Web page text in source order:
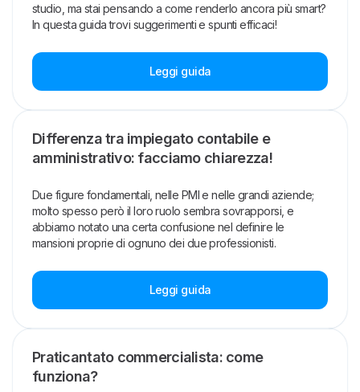
studio, ma stai pensando a come renderlo ancora più smart?
In questa guida trovi suggerimenti e spunti efficaci!
Leggi guida
Differenza tra impiegato contabile e
amministrativo: facciamo chiarezza!
Due figure fondamentali, nelle PMI e nelle grandi aziende;
molto spesso però il loro ruolo sembra sovrapporsi, e
abbiamo notato una certa confusione nel definire le
mansioni proprie di ognuno dei due professionisti.
Leggi guida
Praticantato commercialista: come
funziona?